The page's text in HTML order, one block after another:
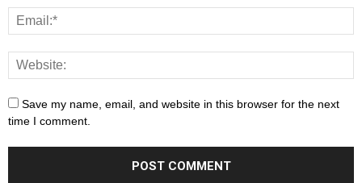
Save my name, email, and website in this browser for the next
time I comment.